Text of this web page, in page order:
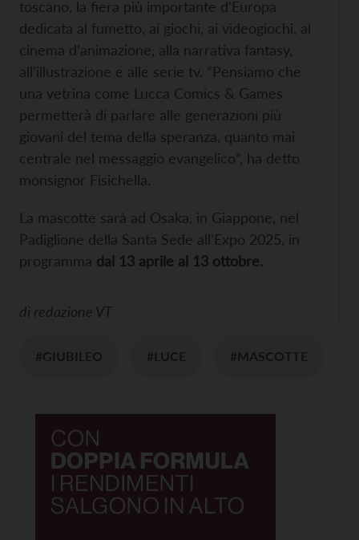
toscano, la fiera più importante d’Europa
dedicata al fumetto, ai giochi, ai videogiochi, al
cinema d’animazione, alla narrativa fantasy,
all’illustrazione e alle serie tv. “Pensiamo che
una vetrina come Lucca Comics & Games
permetterà di parlare alle generazioni più
giovani del tema della speranza, quanto mai
centrale nel messaggio evangelico”, ha detto
monsignor Fisichella.
La mascotte sarà ad Osaka, in Giappone, nel
Padiglione della Santa Sede all’Expo 2025, in
programma dal 13 aprile al 13 ottobre.
di redazione VT
#GIUBILEO #LUCE #MASCOTTE